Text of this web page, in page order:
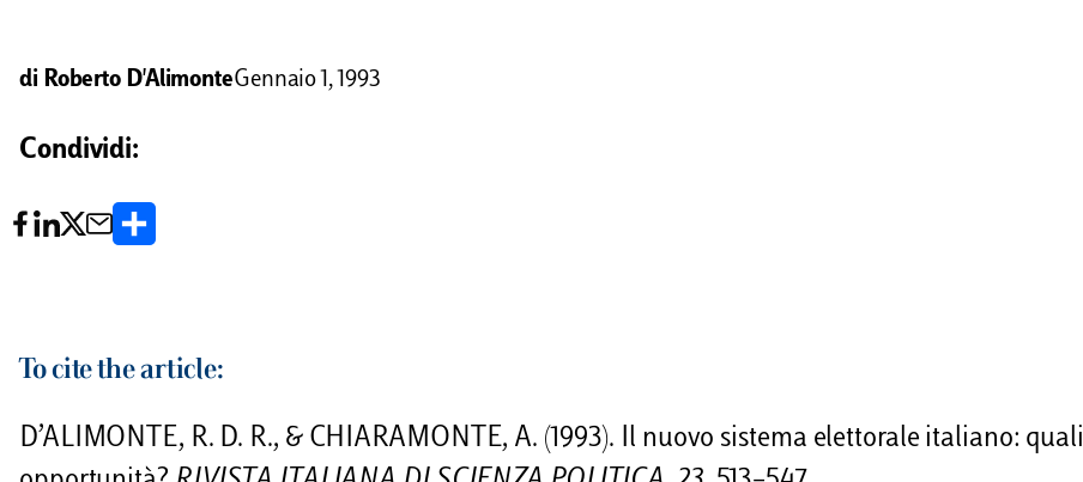
di Roberto D'AlimonteGennaio 1, 1993
Condividi:
To cite the article:
D’ALIMONTE, R. D. R., & CHIARAMONTE, A. (1993). Il nuovo sistema elettorale italiano: quali